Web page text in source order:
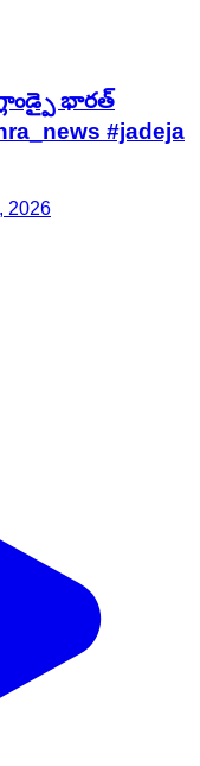
భారత్
#jadeja
2026